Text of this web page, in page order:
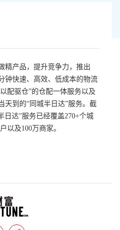
精产品，提升竞争力，推出
钟快速、高效、低成本的物流
配驱仓”的仓配一体服务以及
天到的“同城半日达”服务。截
日达”服务已经覆盖270+个城
以及100万商家。